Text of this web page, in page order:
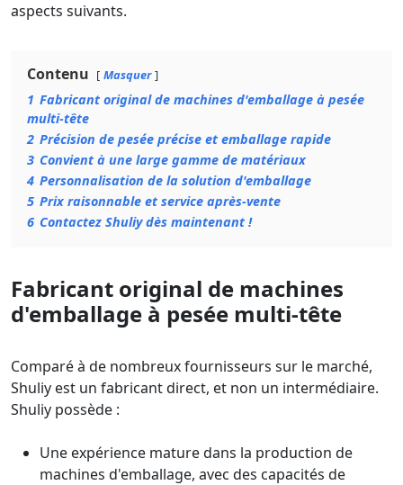
aspects suivants.
Contenu Masquer
1 Fabricant original de machines d'emballage à pesée
multi-tête
2 Précision de pesée précise et emballage rapide
3 Convient à une large gamme de matériaux
4 Personnalisation de la solution d'emballage
5 Prix raisonnable et service après-vente
6 Contactez Shuliy dès maintenant !
Fabricant original de machines
d'emballage à pesée multi-tête
Comparé à de nombreux fournisseurs sur le marché,
Shuliy est un fabricant direct, et non un intermédiaire.
Shuliy possède :
Une expérience mature dans la production de
machines d'emballage, avec des capacités de